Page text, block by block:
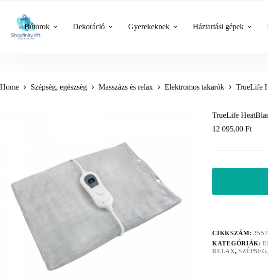
content
Bútorok Dekoráció Gyerekeknek Háztartási gépek
Home Szépség, egészség Masszázs és relax Elektromos takarók TrueLife
TrueLife
12 095,00Ft
CIKKSZÁM:
KATEGÓRIÁK:
RELAX,